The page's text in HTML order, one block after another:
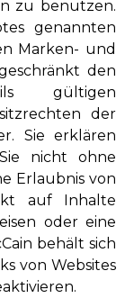
zu benutzen.
genannten
Marken- und
den
gültigen
der
Sie erklären
nicht ohne
Erlaubnis von
auf Inhalte
oder eine
behält sich
von Websites